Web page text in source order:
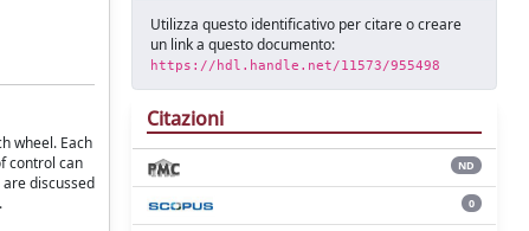
wheel. Each
control can
discussed
Utilizza questo identificativo per citare o creare
un link a questo documento:
https://hdl.handle.net/11573/955498
Citazioni
ND
0